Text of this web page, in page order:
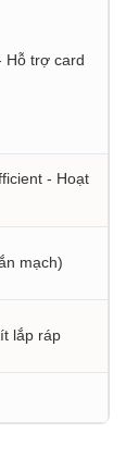
Hỗ trợ card
- Hoạt
mạch)
lắp ráp